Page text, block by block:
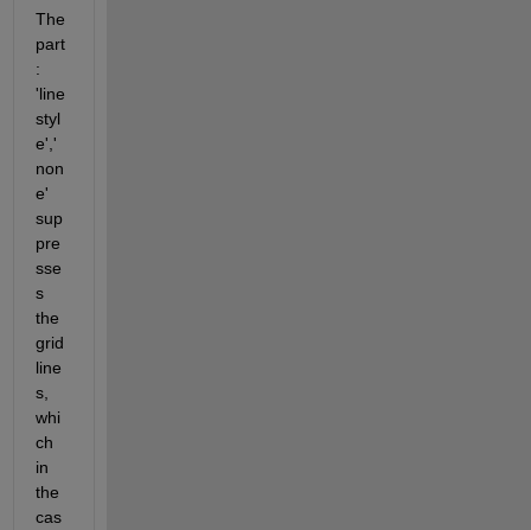
The
part
:
'line
styl
e','
non
e'
sup
pre
sse
s
the
grid
line
s,
whi
ch
in
the
cas